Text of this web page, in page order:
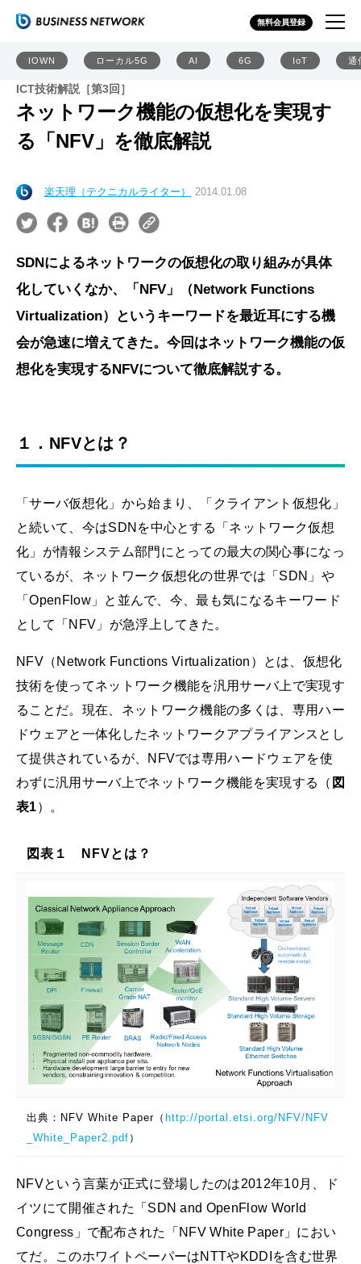
無料会員登録
IOWN ローカル5G AI 6G IoT 通
ICT技術解説［第3回］
ネットワーク機能の仮想化を実現す
る「NFV」を徹底解説
楽天理（テクニカルライター） 2014.01.08
SDNによるネットワークの仮想化の取り組みが具体
化していくなか、「NFV」（Network Functions
Virtualization）というキーワードを最近耳にする機
会が急速に増えてきた。今回はネットワーク機能の仮
想化を実現するNFVについて徹底解説する。
１．NFVとは？
「サーバ仮想化」から始まり、「クライアント仮想化」
と続いて、今はSDNを中心とする「ネットワーク仮想
化」が情報システム部門にとっての最大の関心事になっ
ているが、ネットワーク仮想化の世界では「SDN」や
「OpenFlow」と並んで、今、最も気になるキーワード
として「NFV」が急浮上してきた。
NFV（Network Functions Virtualization）とは、仮想化
技術を使ってネットワーク機能を汎用サーバ上で実現す
ることだ。現在、ネットワーク機能の多くは、専用ハー
ドウェアと一体化したネットワークアプライアンスとし
て提供されているが、NFVでは専用ハードウェアを使
わずに汎用サーバ上でネットワーク機能を実現する（ 図
表1）。
図表１ NFVとは？
出典：NFV White Paper（ http://portal.etsi.org/NFV/NFV
_White_Paper2.pdf ）
NFVという言葉が正式に登場したのは2012年10月、ド
イツにて開催された「SDN and OpenFlow World
Congress」で配布された「NFV White Paper」におい
てだ。このホワイトペーパーはNTTやKDDIを含む世界